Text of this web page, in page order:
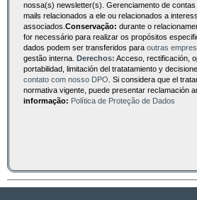
nossa(s) newsletter(s). Gerenciamento de
mails relacionados a ele ou relacionados a
associados. Conservação: durante o
for necessário para realizar os propósitos
dados podem ser transferidos para outras
gestão interna. Derechos: Acceso, rectificación,
portabilidad, limitación del tratatamiento y
contato com nosso DPO . Si considera que el
normativa vigente, puede presentar reclamación
informação: Política de Proteção de Dados